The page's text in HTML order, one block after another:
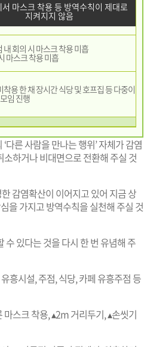
마스크 착용 등 방역수칙이 제대로
지켜지지 않음
내 회의 시 마스크 착용 미흡
마스크 착용 미흡
착용 한 채 장시간 식당 및 호프집 등 다중이
임 진행
른 사람을 만나는 행위’ 자체가 감염
하거나 비대면으로 전환해 주실 것
감염확산이 이어지고 있어 지금 상
을 가지고 방역수칙을 실천해 주실 것
있다는 것을 다시 한 번 유념해 주
흥시설, 주점, 식당, 카페 유흥주점 등
스크 착용, ▴2m 거리두기, ▴손씻기